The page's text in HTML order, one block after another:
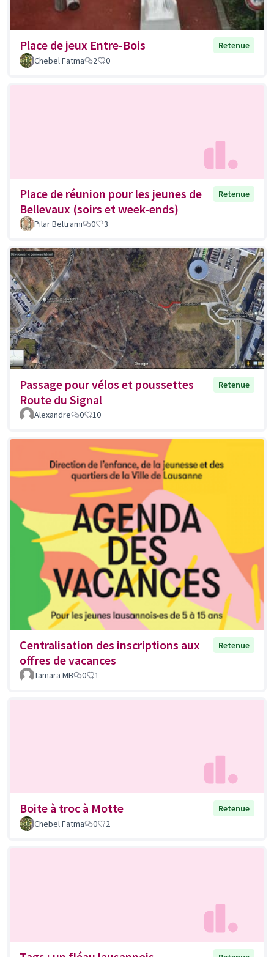
Place de jeux Entre-Bois
Retenue
Chebel Fatma
2 0
Place de réunion pour les jeunes de
Bellevaux (soirs et week-ends)
Retenue
Pilar Beltrami 0 3
Passage pour vélos et poussettes
Route du Signal
Retenue
Alexandre 0 10
Centralisation des inscriptions aux
offres de vacances
Retenue
Tamara MB 0 1
Boite à troc à Motte
Retenue
Chebel Fatma
0 2